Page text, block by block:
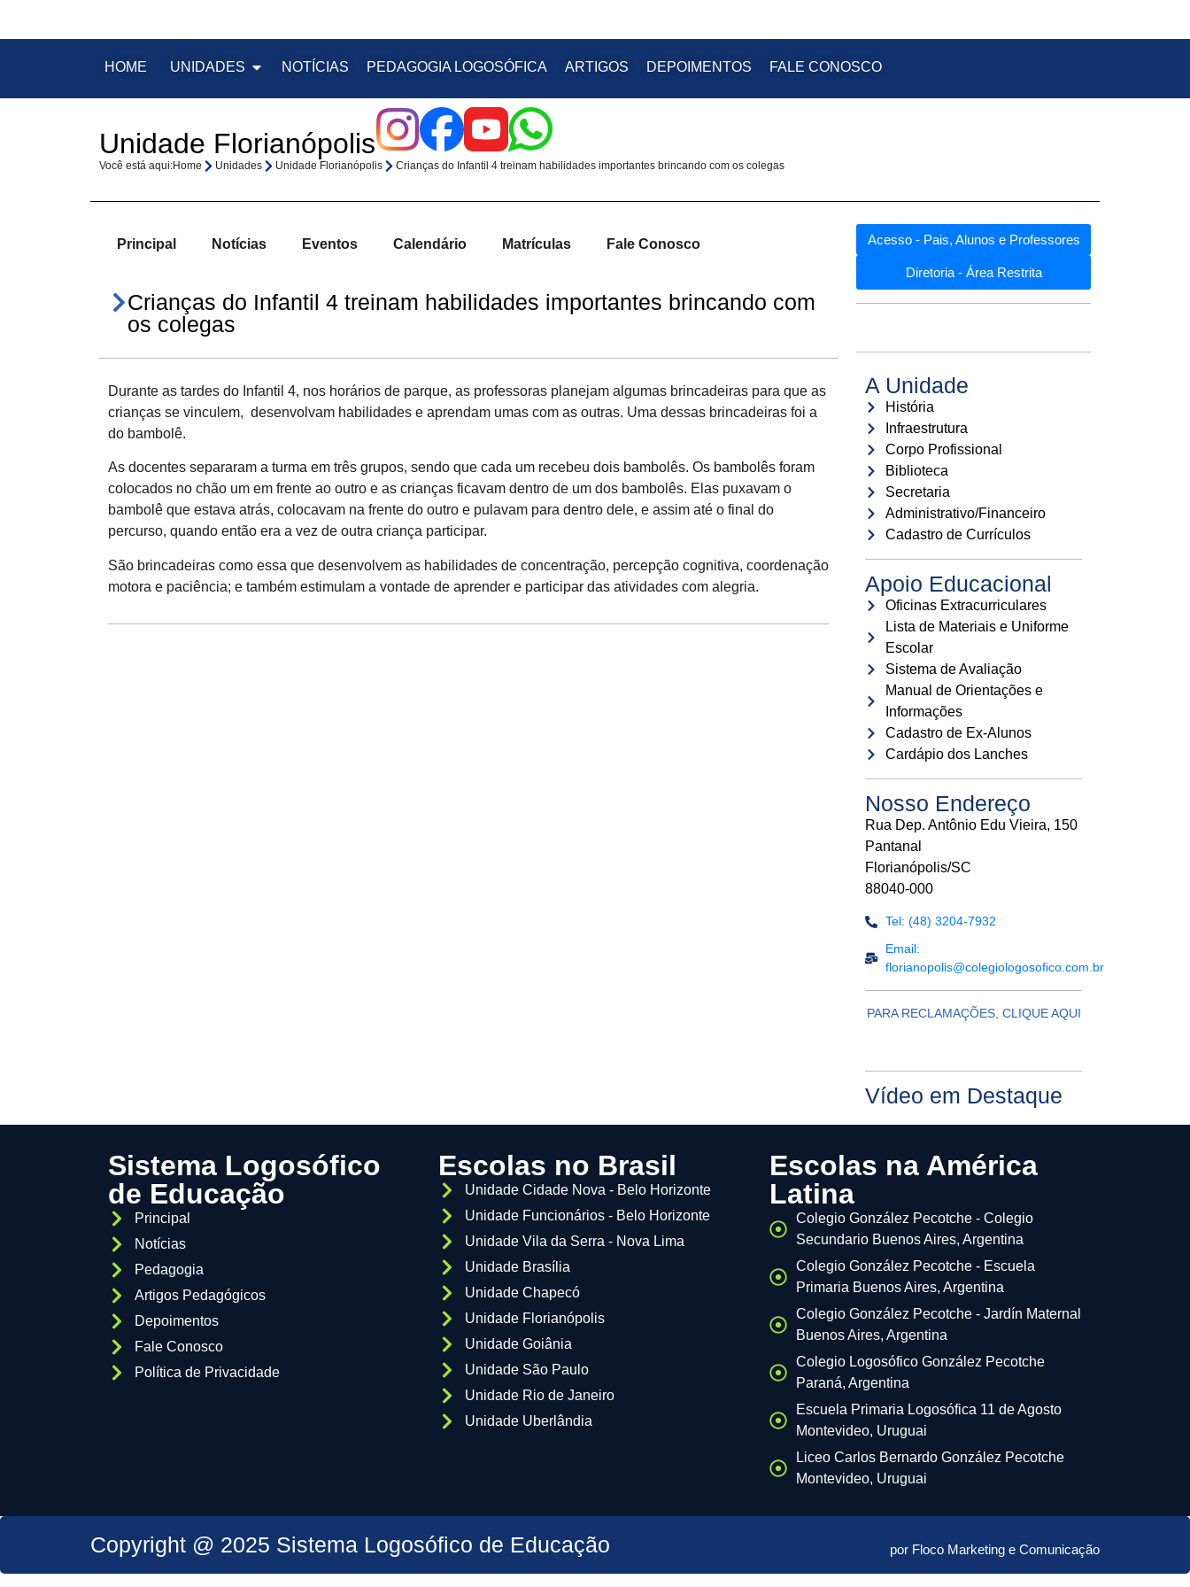
HOME UNIDADES NOTÍCIAS PEDAGOGIA LOGOSÓFICA ARTIGOS DEPOIMENTOS FALE CONOSCO
Unidade Florianópolis
Você está aqui:Home Unidades Unidade Florianópolis Crianças do Infantil 4 treinam habilidades importantes brincando com os colegas
Principal Notícias Eventos Calendário Matrículas Fale Conosco
Crianças do Infantil 4 treinam habilidades importantes brincando com
os colegas
Durante as tardes do Infantil 4, nos horários de parque, as professoras planejam algumas brincadeiras para que as
crianças se vinculem, desenvolvam habilidades e aprendam umas com as outras. Uma dessas brincadeiras foi a
do bambolê.
As docentes separaram a turma em três grupos, sendo que cada um recebeu dois bambolês. Os bambolês foram
colocados no chão um em frente ao outro e as crianças ficavam dentro de um dos bambolês. Elas puxavam o
bambolê que estava atrás, colocavam na frente do outro e pulavam para dentro dele, e assim até o final do
percurso, quando então era a vez de outra criança participar.
São brincadeiras como essa que desenvolvem as habilidades de concentração, percepção cognitiva, coordenação
motora e paciência; e também estimulam a vontade de aprender e participar das atividades com alegria.
Acesso - Pais, Alunos e Professores
Diretoria - Área Restrita
A Unidade
História
Infraestrutura
Corpo Profissional
Biblioteca
Secretaria
Administrativo/Financeiro
Cadastro de Currículos
Apoio Educacional
Oficinas Extracurriculares
Lista de Materiais e Uniforme
Escolar
Sistema de Avaliação
Manual de Orientações e
Informações
Cadastro de Ex-Alunos
Cardápio dos Lanches
Nosso Endereço
Rua Dep. Antônio Edu Vieira, 150
Pantanal
Florianópolis/SC
88040-000
Tel: (48) 3204-7932
Email:
florianopolis@colegiologosofico.com.br
PARA RECLAMAÇÕES, CLIQUE AQUI
Vídeo em Destaque
Sistema Logosófico
de Educação
Principal
Notícias
Pedagogia
Artigos Pedagógicos
Depoimentos
Fale Conosco
Política de Privacidade
Escolas no Brasil
Unidade Cidade Nova - Belo Horizonte
Unidade Funcionários - Belo Horizonte
Unidade Vila da Serra - Nova Lima
Unidade Brasília
Unidade Chapecó
Unidade Florianópolis
Unidade Goiânia
Unidade São Paulo
Unidade Rio de Janeiro
Unidade Uberlândia
Escolas na América
Latina
Colegio González Pecotche - Colegio
Secundario Buenos Aires, Argentina
Colegio González Pecotche - Escuela
Primaria Buenos Aires, Argentina
Colegio González Pecotche - Jardín Maternal
Buenos Aires, Argentina
Colegio Logosófico González Pecotche
Paraná, Argentina
Escuela Primaria Logosófica 11 de Agosto
Montevideo, Uruguai
Liceo Carlos Bernardo González Pecotche
Montevideo, Uruguai
Copyright @ 2025 Sistema Logosófico de Educação por Floco Marketing e Comunicação